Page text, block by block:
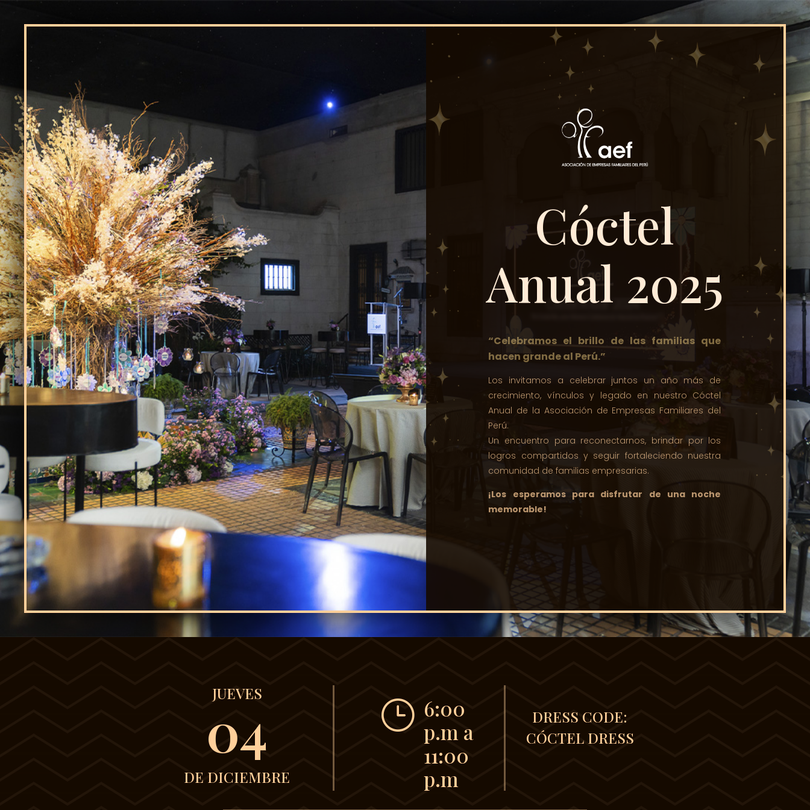
Cóctel
Anual 2025
“Celebramos el brillo de las familias que
hacen grande al Perú.”
Los invitamos a celebrar juntos un año más de
crecimiento, vínculos y legado en nuestro Cóctel
Anual de la Asociación de Empresas Familiares del
Perú.
Un encuentro para reconectarnos, brindar por los
logros compartidos y seguir fortaleciendo nuestra
comunidad de familias empresarias.
¡Los esperamos para disfrutar de una noche
memorable!
JUEVES
04
DE DICIEMBRE
} 6:00
p.m a
11:00
p.m
DRESS CODE:
CÓCTEL DRESS